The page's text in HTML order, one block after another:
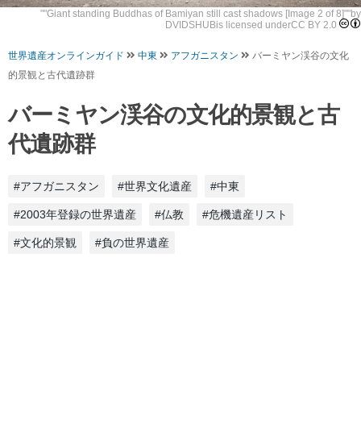
""Giant standing Buddhas of Bamiyan still cast shadows [Image 2 of 8]""by
DVIDSHUBis licensed underCC BY 2.0
世界遺産オンラインガイド 中東 アフガニスタン
バーミヤン渓谷の文化
的景観と古代遺跡群
バーミヤン渓谷の文化的景観と古
代遺跡群
#アフガニスタン #世界文化遺産 #中東
#2003年登録の世界遺産 #仏教 #危機遺産リスト
#文化的景観 #負の世界遺産